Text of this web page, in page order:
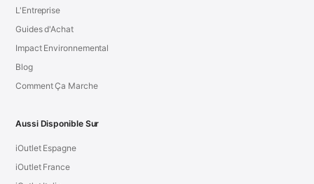
L'Entreprise
Guides d'Achat
Impact Environnemental
Blog
Comment Ça Marche
Aussi Disponible Sur
iOutlet Espagne
iOutlet France